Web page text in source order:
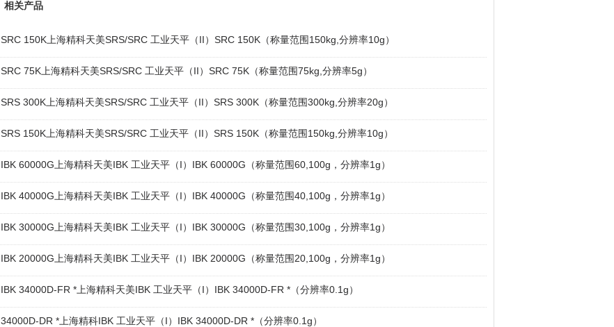
相关产品
SRC 150K上海精科天美SRS/SRC 工业天平（II）SRC 150K（称量范围150kg,分辨率10g）
SRC 75K上海精科天美SRS/SRC 工业天平（II）SRC 75K（称量范围75kg,分辨率5g）
SRS 300K上海精科天美SRS/SRC 工业天平（II）SRS 300K（称量范围300kg,分辨率20g）
SRS 150K上海精科天美SRS/SRC 工业天平（II）SRS 150K（称量范围150kg,分辨率10g）
IBK 60000G上海精科天美IBK 工业天平（I）IBK 60000G（称量范围60,100g，分辨率1g）
IBK 40000G上海精科天美IBK 工业天平（I）IBK 40000G（称量范围40,100g，分辨率1g）
IBK 30000G上海精科天美IBK 工业天平（I）IBK 30000G（称量范围30,100g，分辨率1g）
IBK 20000G上海精科天美IBK 工业天平（I）IBK 20000G（称量范围20,100g，分辨率1g）
IBK 34000D-FR *上海精科天美IBK 工业天平（I）IBK 34000D-FR *（分辨率0.1g）
34000D-DR *上海精科IBK 工业天平（I）IBK 34000D-DR *（分辨率0.1g）